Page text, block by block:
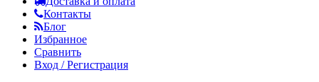
Контакты
Блог
Избранное
Сравнить
Вход / Регистрация